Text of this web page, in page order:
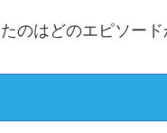
のはどのエピソー